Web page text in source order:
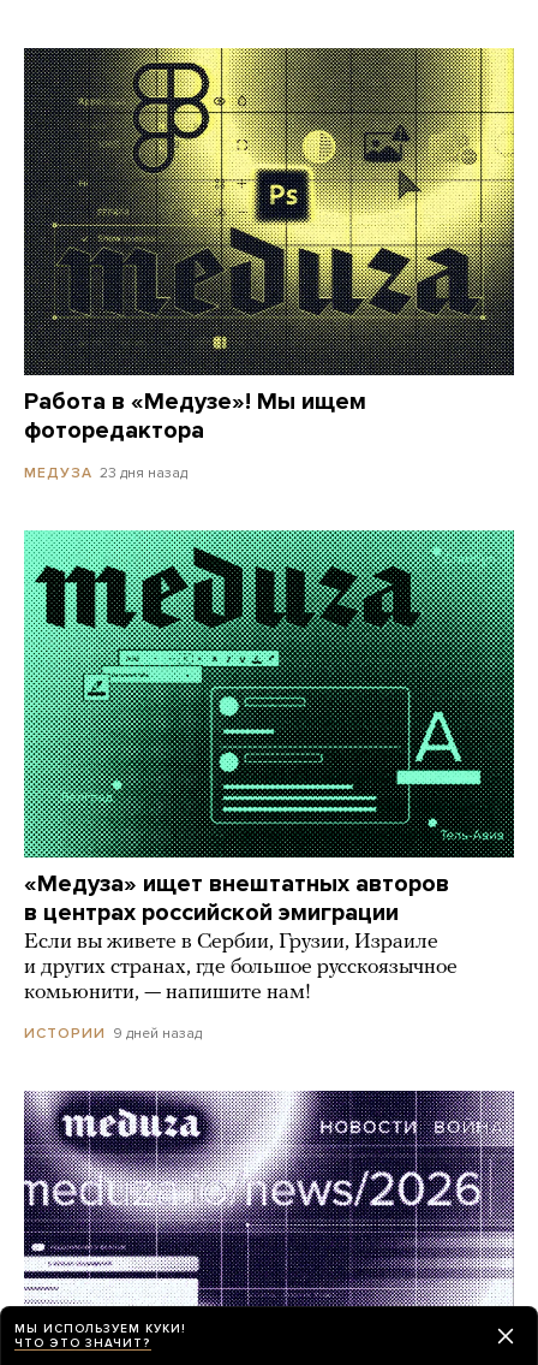
Работа в «Медузе»! Мы ищем
фоторедактора
МЕДУЗА 23 дня назад
«Медуза» ищет внештатных авторов
в центрах российской эмиграции
Если вы живете в Сербии, Грузии, Израиле
и других странах, где большое русскоязычное
комьюнити, — напишите нам!
ИСТОРИИ 9 дней назад
МЫ ИСПОЛЬЗУЕМ КУКИ!
ЧТО ЭТО ЗНАЧИТ?